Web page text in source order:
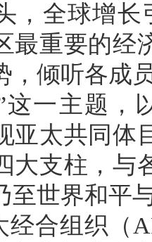
，全球增长
最重要的经
，倾听各成
这一主题，
亚太共同体
大支柱，与
至世界和平
经合组织（